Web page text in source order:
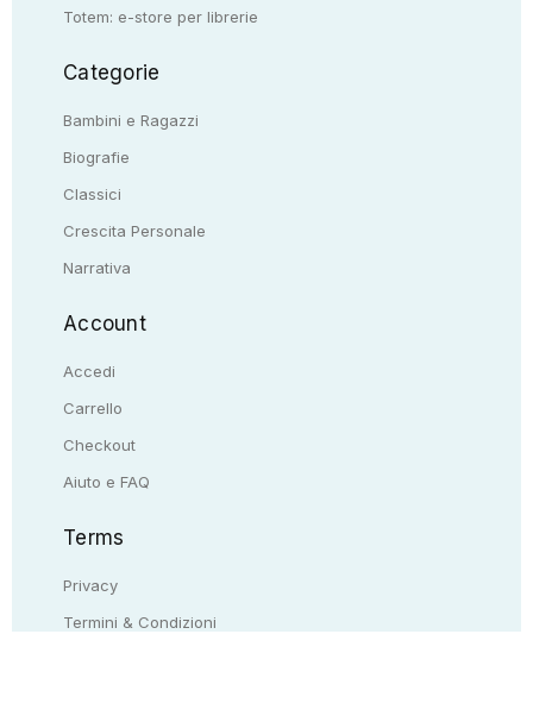
Totem: e-store per librerie
Categorie
Bambini e Ragazzi
Biografie
Classici
Crescita Personale
Narrativa
Account
Accedi
Carrello
Checkout
Aiuto e FAQ
Terms
Privacy
Termini & Condizioni